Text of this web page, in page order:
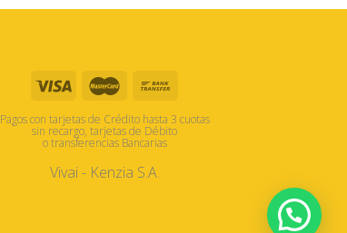
Pagos con tarjetas de Crédito hasta 3 cuotas
sin recargo, tarjetas de Débito
o transferencias Bancarias
Vivai - Kenzia S.A.